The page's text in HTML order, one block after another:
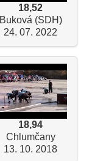
18,52
Buková (SDH)
24. 07. 2022
18,94
Chlumčany
13. 10. 2018